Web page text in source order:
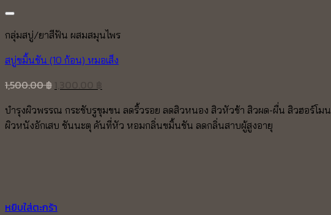
กลุ่มสบู่/ยาสีฟัน ผสมสมุนไพร
สบู่ขมิ้นชัน (10 ก้อน) หมอเส็ง
1,500.00฿
was:
1,500.00 ฿.
is:
1,300.00 ฿.
บำรุงผิวพรรณ กระชับรูขุมขน ลดริ้วรอย ลดสิวหนอง สิวหัวช้า สิวผด-ผื่น สิวฮอร์โมน
ผิวหนังอักเสบ ชันนะตุ คันที่หัว หอมกลิ่นขมิ้นชัน ลดกลิ่นสาบผู้สูงอายุ
หยิบใส่ตะกร้า